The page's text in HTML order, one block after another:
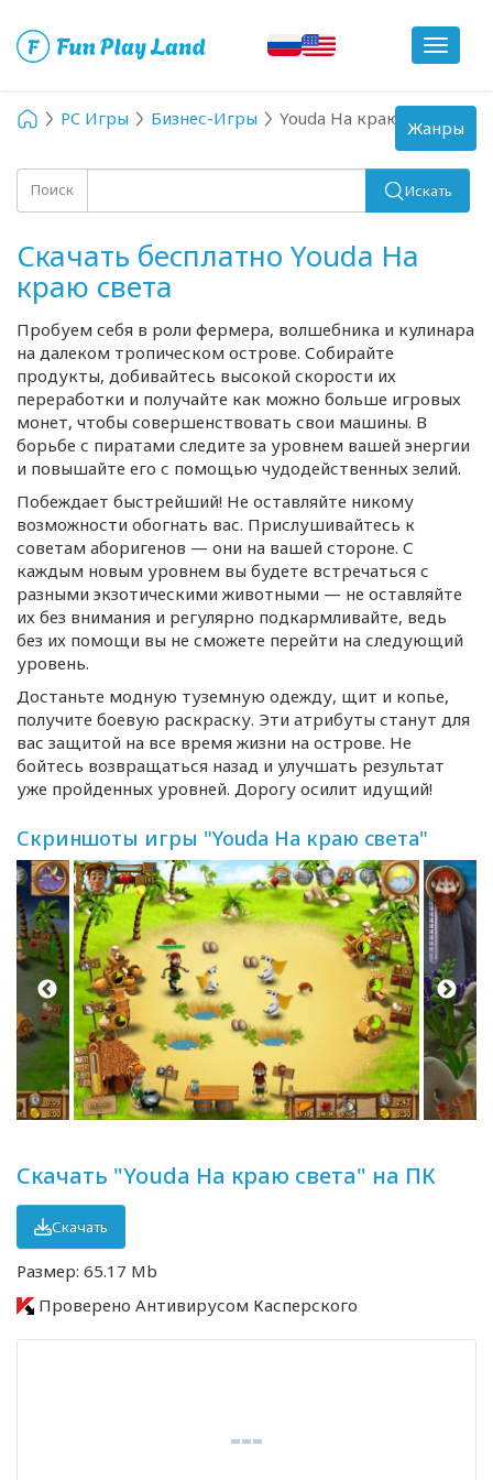
Toggle
PC Игры Бизнес-Игры Youda На краю света
Поиск Искать
Скачать бесплатно Youda На
краю света
Пробуем себя в роли фермера, волшебника и кулинара
на далеком тропическом острове. Собирайте
продукты, добивайтесь высокой скорости их
переработки и получайте как можно больше игровых
монет, чтобы совершенствовать свои машины. В
борьбе с пиратами следите за уровнем вашей энергии
и повышайте его с помощью чудодейственных зелий.
Побеждает быстрейший! Не оставляйте никому
возможности обогнать вас. Прислушивайтесь к
советам аборигенов — они на вашей стороне. С
каждым новым уровнем вы будете встречаться с
разными экзотическими животными — не оставляйте
их без внимания и регулярно подкармливайте, ведь
без их помощи вы не сможете перейти на следующий
уровень.
Достаньте модную туземную одежду, щит и копье,
получите боевую раскраску. Эти атрибуты станут для
вас защитой на все время жизни на острове. Не
бойтесь возвращаться назад и улучшать результат
уже пройденных уровней. Дорогу осилит идущий!
Скриншоты игры "Youda На краю света"
Скачать "Youda На краю света" на ПК
Скачать
Размер: 65.17 Mb
Проверено Антивирусом Касперского
Toggle
navigation
Жанры